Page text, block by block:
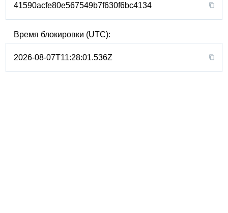
41590acfe80e567549b7f630f6bc4134
Время блокировки (UTC):
2026-08-07T11:28:01.536Z